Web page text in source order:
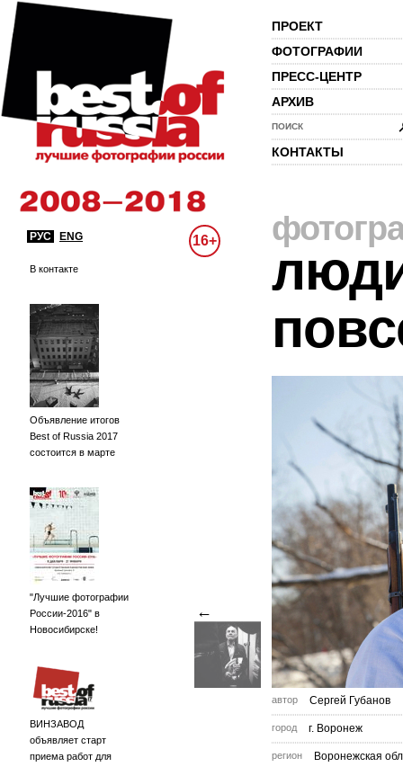
ПРОЕКТ
ФОТОГРАФИИ
ПРЕСС-ЦЕНТР
АРХИВ
ПОИСК
КОНТАКТЫ
РУС ENG 16+
В контакте
Объявление итогов
Best of Russia 2017
состоится в марте
"Лучшие фотографии
России-2016" в
Новосибирске!
ВИНЗАВОД
объявляет старт
приема работ для
←
автор Сергей Губанов
город г. Воронеж
регион Воронежская